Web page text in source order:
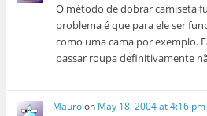
O método de dobrar camiseta
problema é que para ele ser
como uma cama por exemplo.
passar roupa definitivamente
Mauroon May 18, 2004 at 4:16 pm